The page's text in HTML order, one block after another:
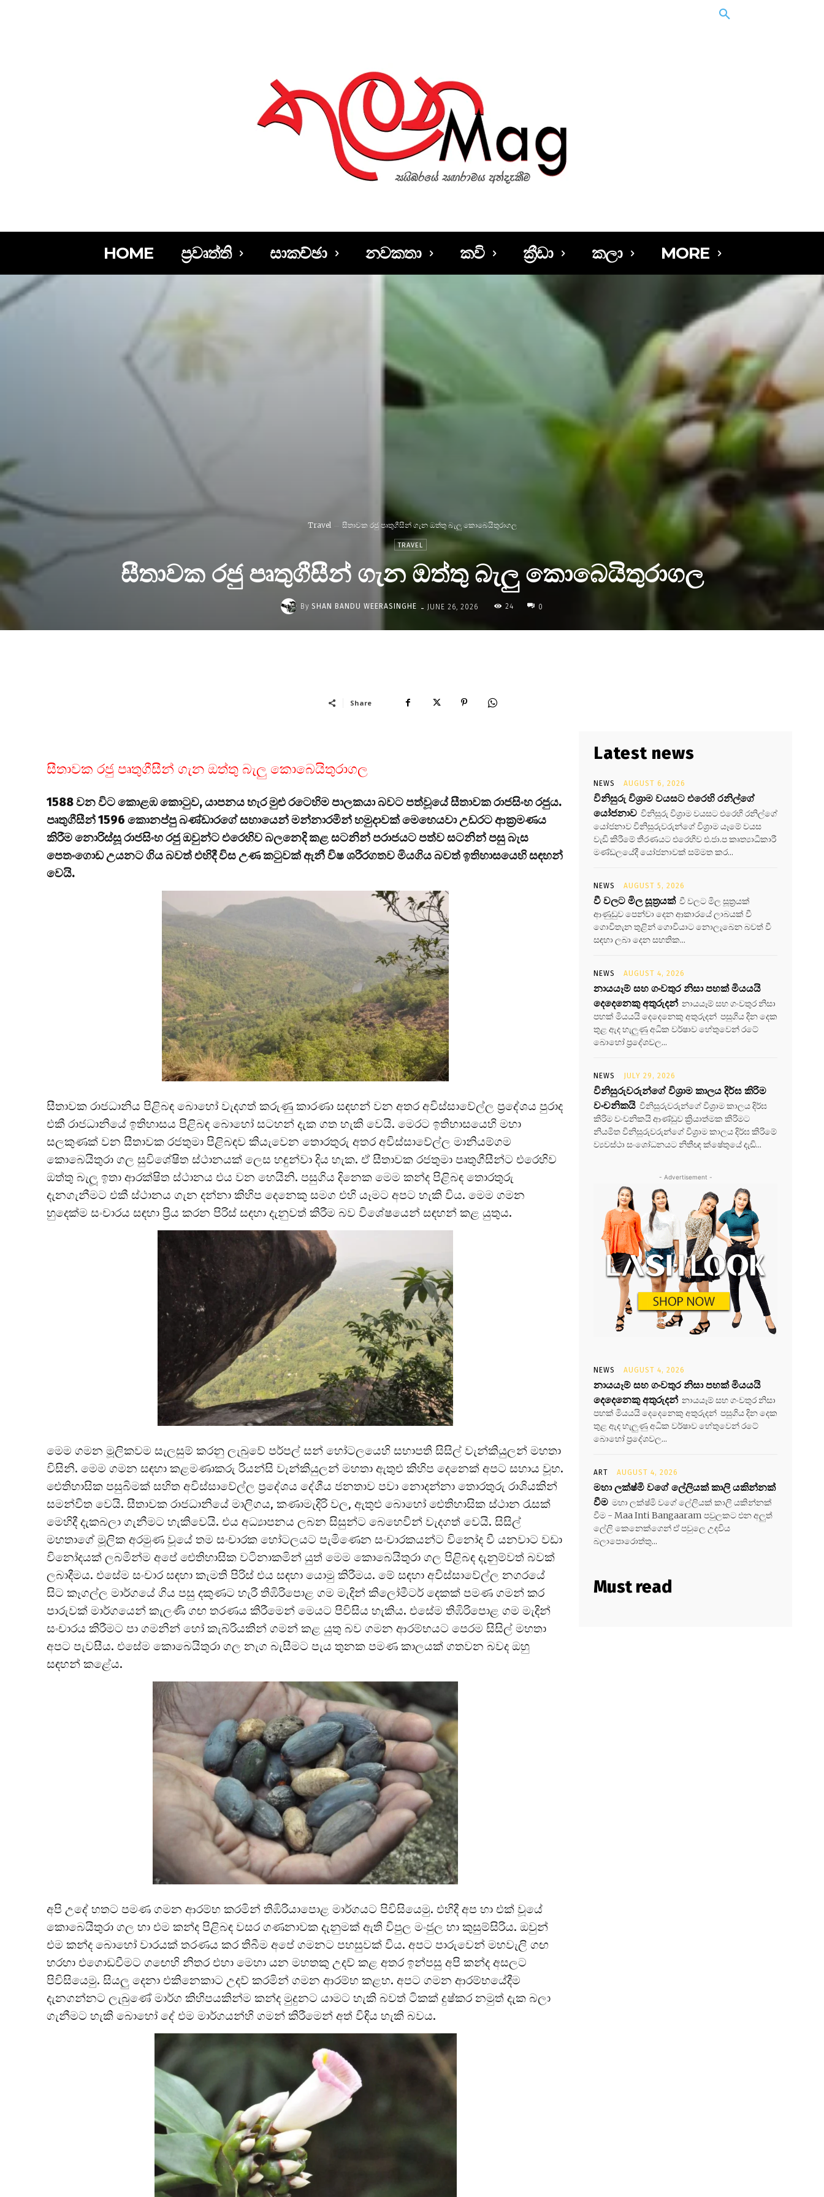
HOME ප්‍රවෘත්ති සාකච්ඡා නවකතා කවි ක්‍රීඩා කලා MORE
Travel සීතාවක රජු පෘතුගීසීන් ගැන ඔත්තු බැලු කොබෙයිතුරාගල
TRAVEL
සීතාවක රජු පෘතුගීසීන් ගැන ඔත්තු බැලු කොබෙයිතුරාගල
By SHAN BANDU WEERASINGHE - JUNE 26, 2026 24 0
Share
සීතාවක රජු පෘතුගීසීන් ගැන ඔත්තු බැලු කොබෙයිතුරාගල
1588 වන විට කොළඹ කොටුව, යාපනය හැර මුළු රටෙහිම පාලකයා බවට පත්වූයේ සීතාවක රාජසිංහ රජුය.
පෘතුගීසීන් 1596 කොනප්පු බණ්ඩාරගේ සහායෙන් මන්නාරමින් හමුදාවක් මෙහෙයවා උඩරට ආක්‍රමණය
කිරීම නොරිස්සූ රාජසිංහ රජු ඔවුන්ට එරෙහිව බලනෙදි කළ සටනින් පරාජයට පත්ව සටනින් පසු බැස
පෙතංගොඩ උයනට ගිය බවත් එහිදී විස උණ කටුවක් ඇනී විෂ ශරීරගතව මියගිය බවත් ඉතිහාසයෙහි සඳහන්
වෙයි.
සීතාවක රාජධානිය පිළිබඳ බොහෝ වැදගත් කරුණු කාරණා සඳහන් වන අතර අවිස්සාවේල්ල ප්‍රදේශය පුරාද
එකී රාජධානියේ ඉතිහාසය පිළිබඳ බොහෝ සටහන් දැක ගත හැකි වෙයි. මෙරට ඉතිහාසයෙහි මහා
සලකුණක් වන සීතාවක රජතුමා පිළිබඳව කියැවෙන තොරතුරු අතර අවිස්සාවේල්ල මානියම්ගම
කොබෙයිතුරා ගල සුවිශේෂිත ස්ථානයක් ලෙස හඳුන්වා දිය හැක. ඒ සීතාවක රජතුමා පෘතුගීසීන්ට එරෙහිව
ඔත්තු බැලූ ඉතා ආරක්ෂිත ස්ථානය එය වන හෙයිනි. පසුගිය දිනෙක මෙම කන්ද පිළිබඳ තොරතුරු
දැනගැනීමට එකී ස්ථානය ගැන දන්නා කිහිප දෙනෙකු සමග එහි යෑමට අපට හැකි විය. මෙම ගමන
හුදෙක්ම සංචාරය සඳහා ප්‍රිය කරන පිරිස් සඳහා දැනුවත් කිරීම බව විශේෂයෙන් සඳහන් කළ යුතුය.
මෙම ගමන මූලිකවම සැලසුම් කරනු ලැබුවේ පර්පල් සන් හෝටලයෙහි සභාපති සිසිල් වැන්කියුලන් මහතා
විසිනි. මෙම ගමන සඳහා කළමණාකරු රියන්සි වැන්කියුලන් මහතා ඇතුළු කිහිප දෙනෙක් අපට සහාය වූහ.
ඓතිහාසික පසුබිමක් සහිත අවිස්සාවේල්ල ප්‍රදේශය දේශීය ජනතාව පවා නොදන්නා තොරතුරු රාශියකින්
සමන්විත වෙයි. සීතාවක රාජධානියේ මාලිගය, කණාමැදිරි වල, ඇතුළු බොහෝ ඓතිහාසික ස්ථාන රැසක්
මෙහිදී දැකබලා ගැනීමට හැකිවෙයි. එය අධ්‍යාපනය ලබන සිසුන්ට බෙහෙවින් වැදගත් වෙයි. සිසිල්
මහතාගේ මූලික අරමුණ වූයේ තම සංචාරක හෝටලයට පැමිණෙන සංචාරකයන්ට විනෝද වී යනවාට වඩා
විනෝදයක් ලබමින්ම අපේ ඓතිහාසික වටිනාකමින් යුත් මෙම කොබෙයිතුරා ගල පිළිබඳ දැනුම්වත් බවක්
ලබාදීමය. එසේම සංචාර සඳහා කැමති පිරිස් එය සඳහා යොමු කිරීමය. මේ සඳහා අවිස්සාවේල්ල නගරයේ
සිට කෑගල්ල මාර්ගයේ ගිය පසු දකුණට හැරී තිඹිරිපොළ ගම මැදින් කිලෝමීටර් දෙකක් පමණ ගමන් කර
පාරුවක් මාර්ගයෙන් කැලණි ගඟ තරණය කිරීමෙන් මෙයට පිවිසිය හැකිය. එසේම තිඹිරිපොළ ගම මැදින්
සංචාරය කිරීමට පා ගමනින් හෝ කැබ්රියකින් ගමන් කළ යුතු බව ගමන ආරම්භයට පෙරම සිසිල් මහතා
අපට පැවසීය. එසේම කොබෙයිතුරා ගල නැග බැසීමට පැය තුනක පමණ කාලයක් ගතවන බවද ඔහු
සඳහන් කළේය.
අපි උදේ හතට පමණ ගමන ආරම්භ කරමින් තිඹිරියාපොළ මාර්ගයට පිවිසියෙමු. එහිදී අප හා එක් වූයේ
කොබෙයිතුරා ගල හා එම කන්ද පිළිබඳ වසර ගණනාවක දැනුමක් ඇති විපුල මංජුල හා කුසුම්සිරිය. ඔවුන්
එම කන්ද බොහෝ වාරයක් තරණය කර තිබීම අපේ ගමනට පහසුවක් විය. අපට පාරුවෙන් මහවැලි ගඟ
හරහා එගොඩවීමට ගඟෙහි නිතර එහා මෙහා යන මහතකු උදව් කළ අතර ඉන්පසු අපි කන්ද අසලට
පිවිසියෙමු. සියලු දෙනා එකිනෙකාට උදව් කරමින් ගමන ආරම්භ කළහ. අපට ගමන ආරම්භයේදීම
දැනගන්නට ලැබුණේ මාර්ග කිහිපයකින්ම කන්ද මුදුනට යාමට හැකි බවත් ටිකක් දුෂ්කර නමුත් දැක බලා
ගැනීමට හැකි බොහෝ දේ එම මාර්ගයන්හි ගමන් කිරීමෙන් අත් විඳිය හැකි බවය.
Latest news
NEWS AUGUST 6, 2026
විනිසුරු විශ්‍රාම වයසට එරෙහි රනිල්ගේ
යෝජනාව විනිසුරු විශ්‍රාම වයසට එරෙහි රනිල්ගේ
යෝජනාව විනිසුරුවරුන්ගේ විශ්‍රාම යෑමේ වයස
වැඩි කිරීමේ තීරණයට එරෙහිව එ.ජා.ප කෘත්‍යාධිකාරී
මණ්ඩලයේදී යෝජනාවක් සම්මත කර...
NEWS AUGUST 5, 2026
වී වලට මිල සූත්‍රයක් වී වලට මිල සූත්‍රයක්
ආණුඩුව පෙන්වා දෙන ආකාරයේ ලාබයක් වී
ගොවිතැන තුළින් ගොවියාට නොලැබෙන බවත් වී
සඳහා ලබා දෙන සහතික...
NEWS AUGUST 4, 2026
නායයෑම් සහ ගංවතුර නිසා පහක් මියයයි
දෙදෙනෙකු අතුරුදන් නායයෑම් සහ ගංවතුර නිසා
පහක් මියයයි දෙදෙනෙකු අතුරුදන් පසුගිය දින දෙක
තුළ ඇද හැලුණු අධික වර්ෂාව හේතුවෙන් රටේ
බොහෝ ප්‍රදේශවල...
NEWS JULY 29, 2026
විනිසුරුවරුන්ගේ විශ්‍රාම කාලය දිර්ඝ කිරිම
වංචනිකයි විනිසුරුවරුන්ගේ විශ්‍රාම කාලය දිර්ඝ
කිරිම වංචනිකයි ආණ්ඩුව ක්‍රියාත්මක කිරිමට
නියමිත විනිසුරුවරුන්ගේ විශ්‍රාම කාලය දිර්ඝ කිරිමේ
ව්‍යවස්ථා සංශෝධනයට නිතීඥ ක්ෂේතුයේ දැඩි...
- Advertisement -
NEWS AUGUST 4, 2026
නායයෑම් සහ ගංවතුර නිසා පහක් මියයයි
දෙදෙනෙකු අතුරුදන් නායයෑම් සහ ගංවතුර නිසා
පහක් මියයයි දෙදෙනෙකු අතුරුදන් පසුගිය දින දෙක
තුළ ඇද හැලුණු අධික වර්ෂාව හේතුවෙන් රටේ
බොහෝ ප්‍රදේශවල...
ART AUGUST 4, 2026
මහා ලක්ෂ්මි වගේ ලේලියක් කාලි යකින්නක්
වීම මහා ලක්ෂ්මි වගේ ලේලියක් කාලි යකින්නක්
වීම - Maa Inti Bangaaram පවුලකට එන අලුත්
ලේලි කෙනෙක්ගෙන් ඒ පවුලෙ උදවිය
බලාපොරොත්තු...
Must read